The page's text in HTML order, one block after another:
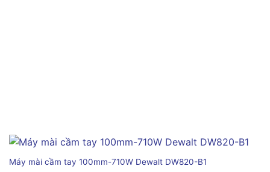
Máy mài cầm tay 100mm-710W Dewalt DW820-B1